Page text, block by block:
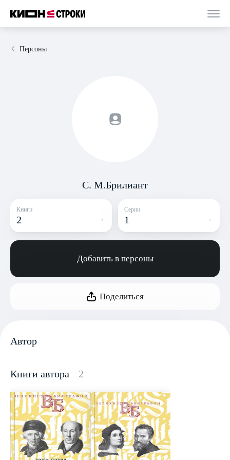
Персоны
С. М.Брилиант
Книги
2
Серии
1
Добавить в персоны
Поделиться
Автор
Книги автора 2